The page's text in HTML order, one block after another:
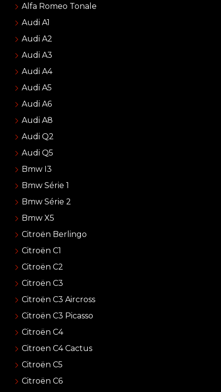
Alfa Romeo Tonale
Audi A1
Audi A2
Audi A3
Audi A4
Audi A5
Audi A6
Audi A8
Audi Q2
Audi Q5
Bmw I3
Bmw Série 1
Bmw Série 2
Bmw X5
Citroën Berlingo
Citroën C1
Citroën C2
Citroën C3
Citroën C3 Aircross
Citroën C3 Picasso
Citroën C4
Citroen C4 Cactus
Citroën C5
Citroën C6